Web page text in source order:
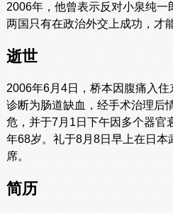
2006年，他曾表示反对小泉纯一
两国只有在政治外交上成功，才
逝世
2006年6月4日，桥本因腹痛入
诊断为肠道缺血，经手术治理后
危，并于7月1日下午因多个器官
年68岁。礼于8月8日早上在日本
席。
简历